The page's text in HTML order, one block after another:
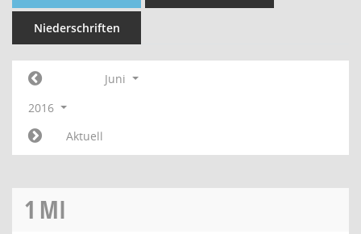
Niederschriften
Juni
2016
Aktuell
1 MI